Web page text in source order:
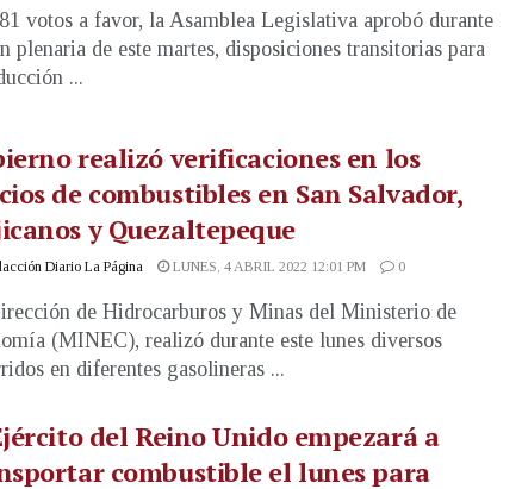
votos a favor, la Asamblea Legislativa aprobó durante
plenaria de este martes, disposiciones transitorias para
...
realizó verificaciones en los
de combustibles en San Salvador,
y Quezaltepeque
Diario La Página LUNES, 4 ABRIL 2022 12:01 PM 0
de Hidrocarburos y Minas del Ministerio de
(MINEC), realizó durante este lunes diversos
en diferentes gasolineras ...
del Reino Unido empezará a
combustible el lunes para